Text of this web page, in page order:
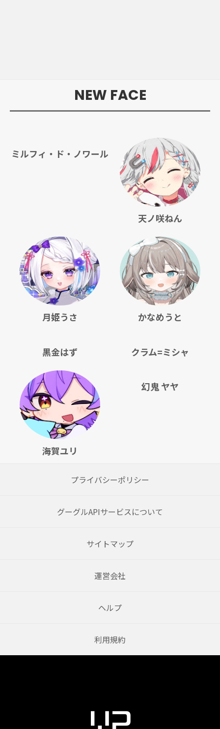
NEW FACE
ミルフィ・ド・ノワール
天ノ咲ねん
月姫うさ かなめうと
黒金はず クラム=ミシャ
海賀ユリ
幻鬼 ヤヤ
プライバシーポリシー
グーグルAPIサービスについて
サイトマップ
運営会社
ヘルプ
利用規約